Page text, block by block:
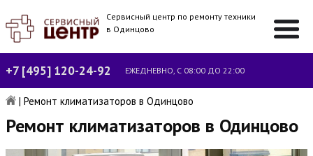
Сервисный центр по ремонту техники
в Одинцово
+7 [495] 120-24-92 ЕЖЕДНЕВНО, С 08:00 ДО 22:00
| Ремонт климатизаторов в Одинцово
Ремонт климатизаторов в Одинцово